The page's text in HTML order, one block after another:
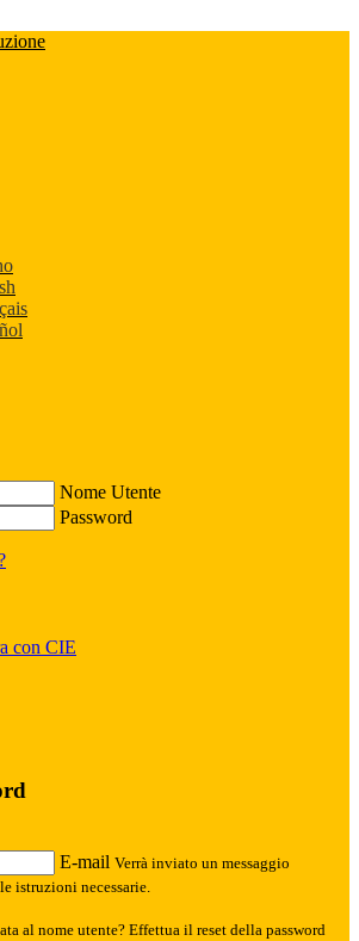
Nome Utente
Password
con CIE
E-mail Verrà inviato un messaggio
istruzioni necessarie.
al nome utente? Effettua il reset della password